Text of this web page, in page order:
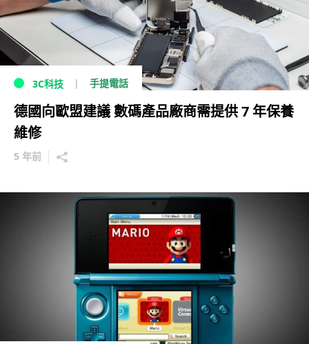
3C科技 手提電話
德國向歐盟建議 數碼產品廠商需提供 7 年保養
維修
5 年前